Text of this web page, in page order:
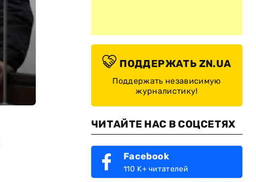
ПОДДЕРЖАТЬ ZN.UA
Поддержать независимую
журналистику!
ЧИТАЙТЕ НАС В СОЦСЕТЯХ
Facebook
110 K+ читателей